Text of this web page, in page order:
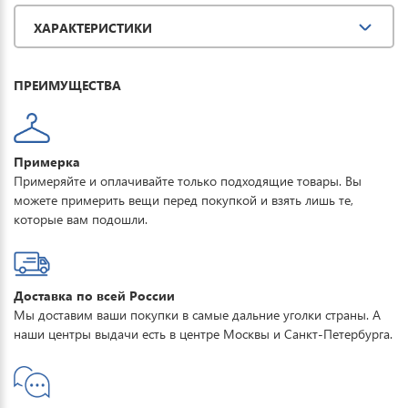
комфортного отдыха на горных лыжах.
ХАРАКТЕРИСТИКИ
ПРЕИМУЩЕСТВА
Примерка
Примеряйте и оплачивайте только подходящие товары. Вы
можете примерить вещи перед покупкой и взять лишь те,
которые вам подошли.
Доставка по всей России
Мы доставим ваши покупки в самые дальние уголки страны. А
наши центры выдачи есть в центре Москвы и Санкт-Петербурга.